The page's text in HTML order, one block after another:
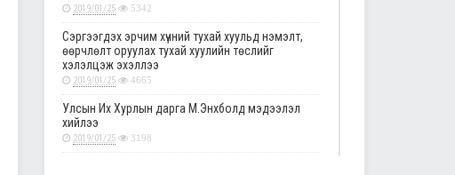
2019/01/25 5342
Сэргээгдэх эрчим хүчний тухай хуульд нэмэлт,
өөрчлөлт оруулах тухай хуулийн төслийг
хэлэлцэж эхэллээ
2019/01/25 4665
Улсын Их Хурлын дарга М.Энхболд мэдээлэл
хийлээ
2019/01/25 3198